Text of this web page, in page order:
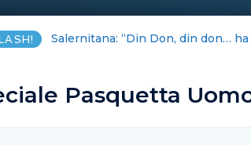
Salute, costo vita, sicurezza,
Pasquetta